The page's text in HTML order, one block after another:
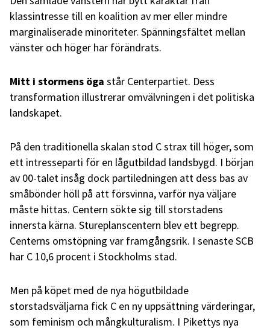
klassintresse till en koalition av mer eller mindre
marginaliserade minoriteter. Spänningsfältet mellan
vänster och höger har förändrats.
Mitt i stormens öga står Centerpartiet. Dess
transformation illustrerar omvälvningen i det politiska
landskapet.
På den traditionella skalan stod C strax till höger, som
ett intresseparti för en lågutbildad landsbygd. I början
av 00-talet insåg dock partiledningen att dess bas av
småbönder höll på att försvinna, varför nya väljare
måste hittas. Centern sökte sig till storstadens
innersta kärna. Stureplanscentern blev ett begrepp.
Centerns omstöpning var framgångsrik. I senaste SCB
har C 10,6 procent i Stockholms stad.
Men på köpet med de nya högutbildade
storstadsväljarna fick C en ny uppsättning värderingar,
som feminism och mångkulturalism. I Pikettys nya